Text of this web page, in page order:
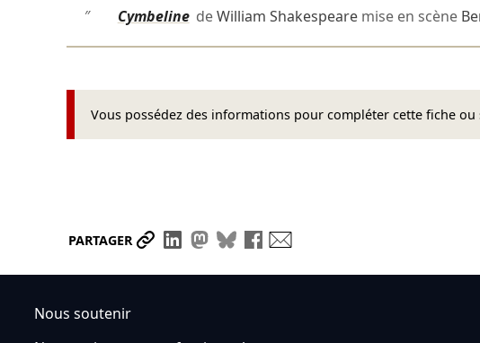
″
CymbelinedeWilliam Shakespearemise en scène
Vous possédez des informations pour compléter cette fiche
PARTAGER Partager le lien
Partager sur LinkedIn
Partager sur Mastodon
Partager sur Bluesky
Partager sur Facebook
Nous soutenir